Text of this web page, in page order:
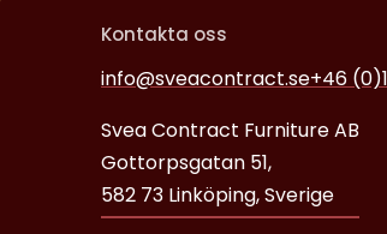
Kontakta oss
info@sveacontract.se+46
Svea Contract Furniture AB
Gottorpsgatan 51,
582 73 Linköping, Sverige